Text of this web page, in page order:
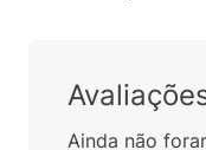
ZWILLING
Em até8 xR$ 89,87